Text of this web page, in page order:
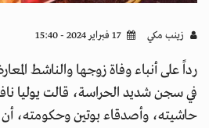
زينب مكي 17 فبراير 2024 - 15:40
رداً على أنباء وفاة زوجها والناشط
في سجن شديد الحراسة، قالت يوليا
حاشيته، وأصدقاء بوتين وحكومته،